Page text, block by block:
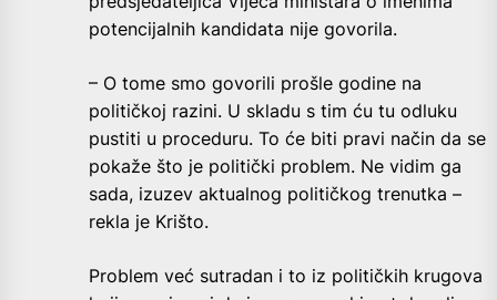
potencijalnih kandidata nije govorila.
– O tome smo govorili prošle godine na
političkoj razini. U skladu s tim ću tu odluku
pustiti u proceduru. To će biti pravi način da se
pokaže što je politički problem. Ne vidim ga
sada, izuzev aktualnog političkog trenutka –
rekla je Krišto.
Problem već sutradan i to iz političkih krugova